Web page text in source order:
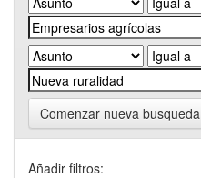
Comenzar nueva busqueda
Añadir filtros: